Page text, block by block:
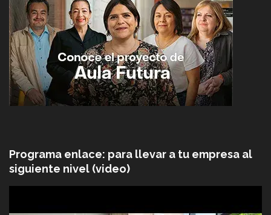
Programa enlace: para llevar a tu empresa al
siguiente nivel (video)